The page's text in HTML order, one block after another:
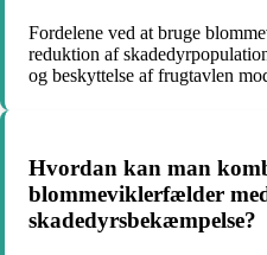
Fordelene ved at bruge
reduktion af
og beskyttelse af frugtavlen
Hvordan kan man
blommeviklerfælder
skadedyrsbekæmpelse?